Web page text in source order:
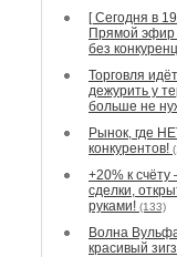
[ Сегодня в
Прямой эфир
без
Торговля
дежурить у
больше не
Рынок, где
конкурентов!
+20% к
сделки,
руками! (133)
Волна
красивый